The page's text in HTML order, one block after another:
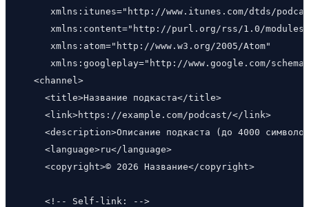
xmlns:itunes="http://www.itunes.com/dtds/
xmlns:content="http://purl.org/rss/1.0/
     xmlns:atom="http://www.w3.org/2005/Atom"
xmlns:googleplay="http://www.google.com/
  <channel>
    <title>Название подкаста</title>
    <link>https://example.com/podcast/</link>
<description>Описание подкаста (до 4000
    <language>ru</language>
    <copyright>© 2026 Название</copyright>
    <!-- Self-link: -->